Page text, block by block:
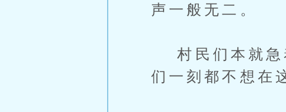
声一般无二。
村民们本就急
们一刻都不想在